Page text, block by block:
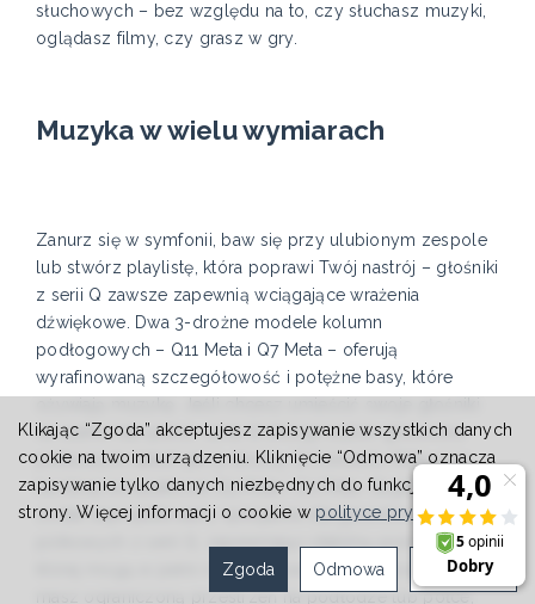
słuchowych – bez względu na to, czy słuchasz muzyki,
oglądasz filmy, czy grasz w gry.
Muzyka w wielu wymiarach
Zanurz się w symfonii, baw się przy ulubionym zespole
lub stwórz playlistę, która poprawi Twój nastrój – głośniki
z serii Q zawsze zapewnią wciągające wrażenia
dźwiękowe. Dwa 3-drożne modele kolumn
podłogowych – Q11 Meta i Q7 Meta – oferują
wyrafinowaną szczegółowość i potężne basy, które
na szafce lub półce, seria Q oferuje wybór głośników
półkowych, takich jak 3-drożny Q Concerto Meta oraz
bardziej kompaktowe Q3 Meta i Q1 Meta. Stojak SQ1
został zaprojektowany specjalnie dla głośników
półkowych z serii Q, zapewniając stabilną podstawę, na
której mogą w pełni rozwinąć swoje możliwości. Jeśli
masz ograniczoną przestrzeń na podłodze lub półce,
Klikając “Zgoda” akceptujesz zapisywanie wszystkich danych
cookie na twoim urządzeniu. Kliknięcie “Odmowa” oznacza
zapisywanie tylko danych niezbędnych do funkcjonowania
strony. Więcej informacji o cookie w polityce prywatności.
Ustawienia
Odmowa
Zgoda